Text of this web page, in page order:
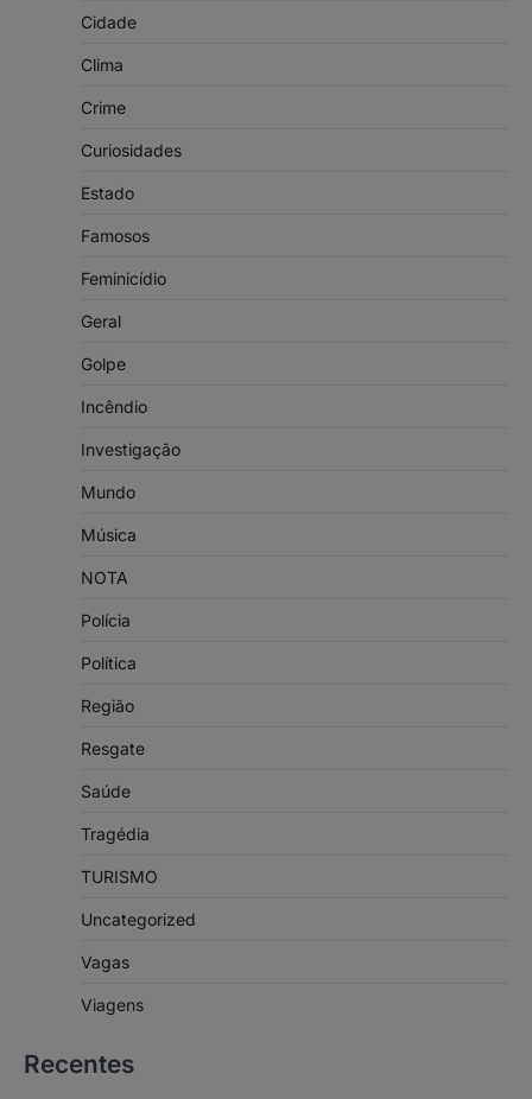
Cidade
Clima
Crime
Curiosidades
Estado
Famosos
Feminicídio
Geral
Golpe
Incêndio
Investigação
Mundo
Música
NOTA
Polícia
Política
Região
Resgate
Saúde
Tragédia
TURISMO
Uncategorized
Vagas
Viagens
Recentes